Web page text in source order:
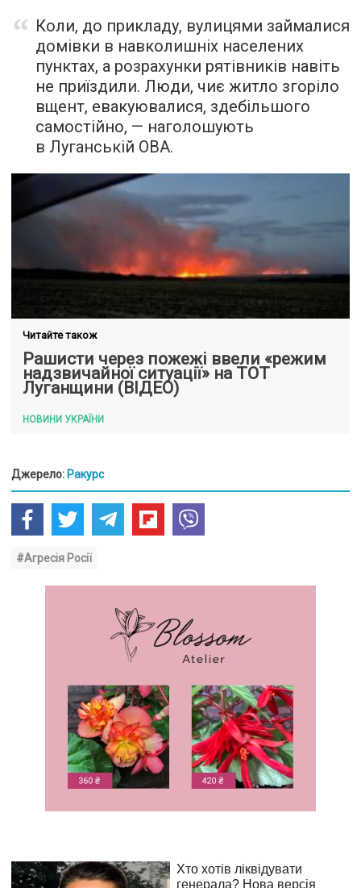
Коли, до прикладу, вулицями займалися
домівки в навколишніх населених
пунктах, а розрахунки рятівників навіть
не приїздили. Люди, чиє житло згоріло
вщент, евакуювалися, здебільшого
самостійно, — наголошують
в Луганській ОВА.
Читайте також
Рашисти через пожежі ввели «режим
надзвичайної ситуації» на ТОТ
Луганщини (ВІДЕО)
НОВИНИ УКРАЇНИ
Джерело: Ракурс
#Агресія Росії